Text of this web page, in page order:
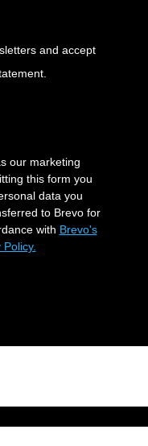
and accept
our marketing
this form you
data you
to Brevo for
with Brevo's